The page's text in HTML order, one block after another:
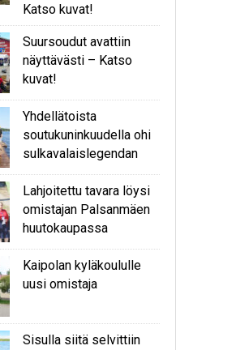
Katso kuvat!
Suursoudut avattiin
näyttävästi – Katso
kuvat!
Yhdellätoista
soutukuninkuudella ohi
sulkavalaislegendan
Lahjoitettu tavara löysi
omistajan Palsanmäen
huutokaupassa
Kaipolan kyläkoululle
uusi omistaja
Sisulla siitä selvittiin